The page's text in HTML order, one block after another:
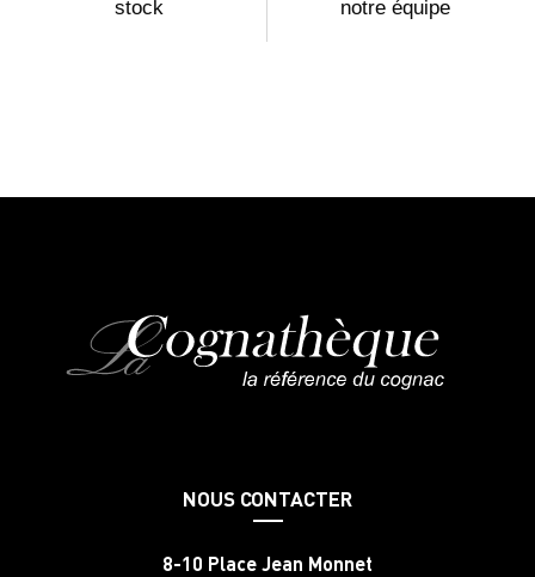
stock
notre équipe
NOUS CONTACTER
8-10 Place Jean Monnet